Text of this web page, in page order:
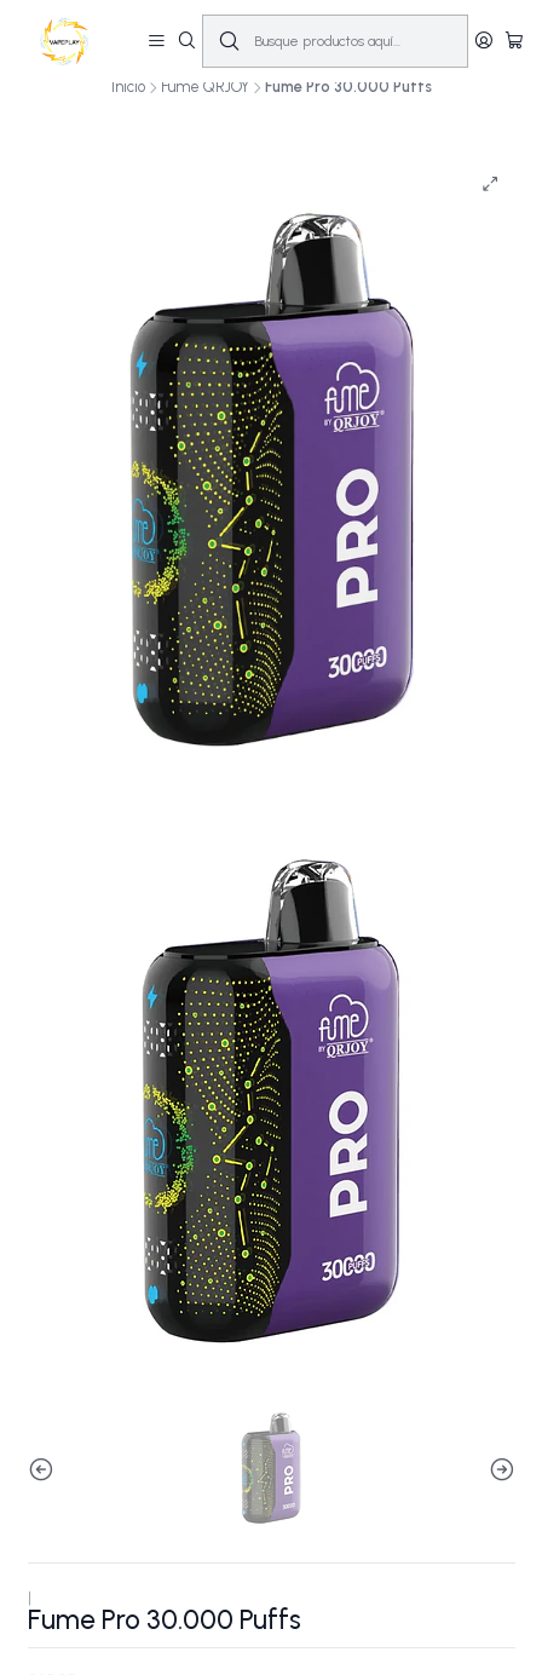
10% OFF primera compra! | Compra antes de las 14:00 y recíbelo el mismo
día en Santiago (Lun–Sáb)🚚💨
Inicio Fume QRJOY Fume Pro 30.000 Puffs
|
Fume Pro 30.000 Puffs